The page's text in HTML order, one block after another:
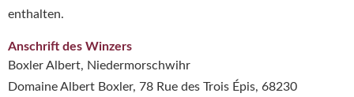
enthalten.
Anschrift des Winzers
Boxler Albert, Niedermorschwihr
Domaine Albert Boxler, 78 Rue des Trois Épis, 68230